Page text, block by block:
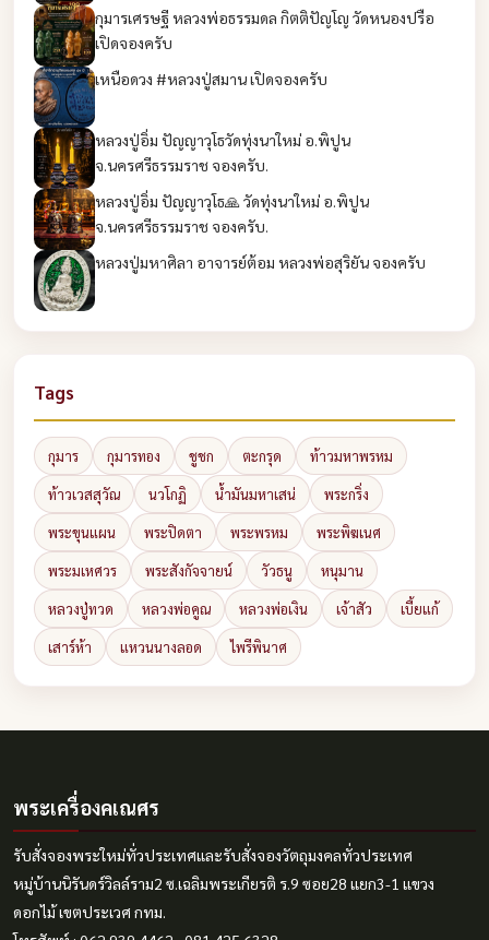
กุมารเศรษฐี หลวงพ่อธรรมดล กิตติปัญโญ วัดหนองปรือ
เปิดจองครับ
เหนือดวง #หลวงปู่สมาน เปิดจองครับ
หลวงปู่อิ่ม ปัญญาวุโธวัดทุ่งนาใหม่ อ.พิปูน
จ.นครศรีธรรมราช จองครับ.
หลวงปู่อิ่ม ปัญญาวุโธ🙏 วัดทุ่งนาใหม่ อ.พิปูน
จ.นครศรีธรรมราช จองครับ.
หลวงปู่มหาศิลา อาจารย์ต้อม หลวงพ่อสุริยัน จองครับ
Tags
กุมาร กุมารทอง ชูชก ตะกรุด ท้าวมหาพรหม
ท้าวเวสสุวัณ นวโกฏิ น้ำมันมหาเสน่ พระกริ่ง
พระขุนแผน พระปิดตา พระพรหม พระพิฆเนศ
พระมเหศวร พระสังกัจจายน์ วัวธนู หนุมาน
หลวงปู่ทวด หลวงพ่อคูณ หลวงพ่อเงิน เจ้าสัว เบี้ยแก้
เสาร์ห้า แหวนนางลอด ไพรีพินาศ
พระเครื่องคเณศร
รับสั่งจองพระใหม่ทั่วประเทศและรับสั่งจองวัตถุมงคลทั่วประเทศ
หมู่บ้านนิรันดร์วิลล์ราม2 ซ.เฉลิมพระเกียรติ ร.9 ซอย28 แยก3-1 แขวง
ดอกไม้ เขตประเวศ กทม.